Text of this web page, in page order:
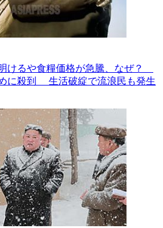
けるや食糧価格が急騰、なぜ？
に殺到 生活破綻で流浪民も発生